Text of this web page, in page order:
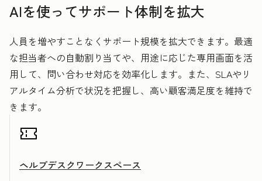
AIを使ってサポート体制を拡大
人員を増やすことなくサポート規模を拡大できます。最適
な担当者への自動割り当てや、用途に応じた専用画面を活
用して、問い合わせ対応を効率化します。また、SLAやリ
アルタイム分析で状況を把握し、高い顧客満足度を維持で
きます。
ヘルプデスクワークスペース